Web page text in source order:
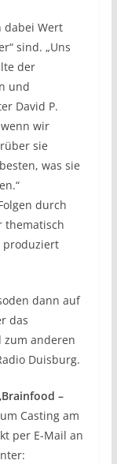
dabei Wert
sind. „Uns
der
und
David P.
wir
sie
was sie
durch
thematisch
produziert
dann auf
das
zum anderen
Duisburg.
–
Casting am
per E-Mail an